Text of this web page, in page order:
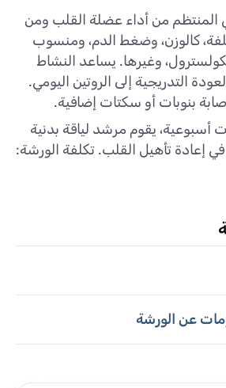
المنتظم من أداء عضلة القلب ومن
كالوزن، وضغط الدم، ومنسوب
وغيرها. يساعد النشاط
التدريجية إلى الروتين اليومي.
بنوبات أو سكتات إضافية.
10 لقاءات أسبوعية، يقوم مرشد لياقة بدنية
تأهيل القلب. تكلفة الورشة:
عن الورشة